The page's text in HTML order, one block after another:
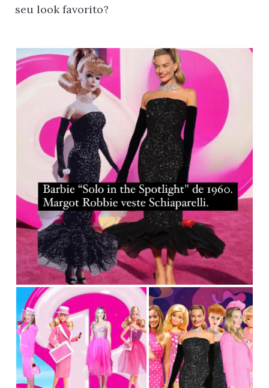
seu look favorito?